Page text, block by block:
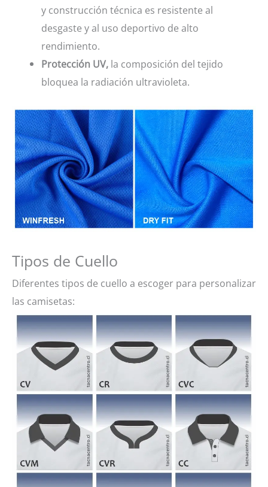
y construcción técnica es resistente al
desgaste y al uso deportivo de alto
rendimiento.
Protección UV, la composición del tejido
bloquea la radiación ultravioleta.
Tipos de Cuello
Diferentes tipos de cuello a escoger para personalizar
las camisetas: